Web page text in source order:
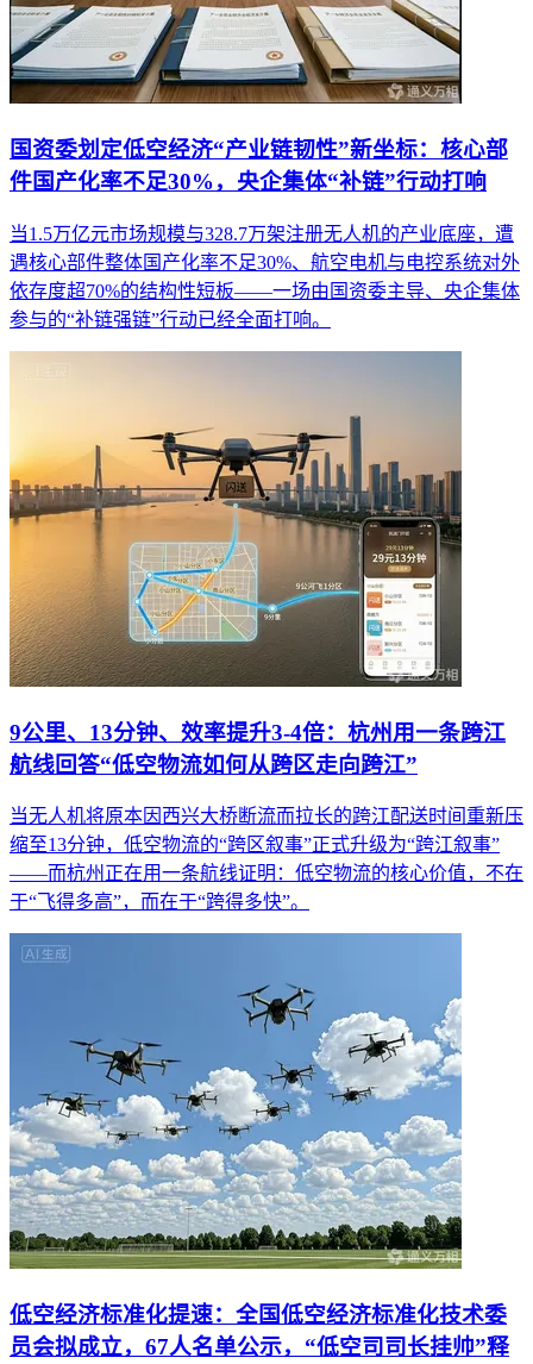
国资委划定低空经济“产业链韧性”新坐标：核心部
件国产化率不足30%，央企集体“补链”行动打响
当1.5万亿元市场规模与328.7万架注册无人机的产业底座，遭
遇核心部件整体国产化率不足30%、航空电机与电控系统对外
依存度超70%的结构性短板——一场由国资委主导、央企集体
参与的“补链强链”行动已经全面打响。
9公里、13分钟、效率提升3-4倍：杭州用一条跨江
航线回答“低空物流如何从跨区走向跨江”
当无人机将原本因西兴大桥断流而拉长的跨江配送时间重新压
缩至13分钟，低空物流的“跨区叙事”正式升级为“跨江叙事”
——而杭州正在用一条航线证明：低空物流的核心价值，不在
于“飞得多高”，而在于“跨得多快”。
低空经济标准化提速：全国低空经济标准化技术委
员会拟成立，67人名单公示，“低空司司长挂帅”释